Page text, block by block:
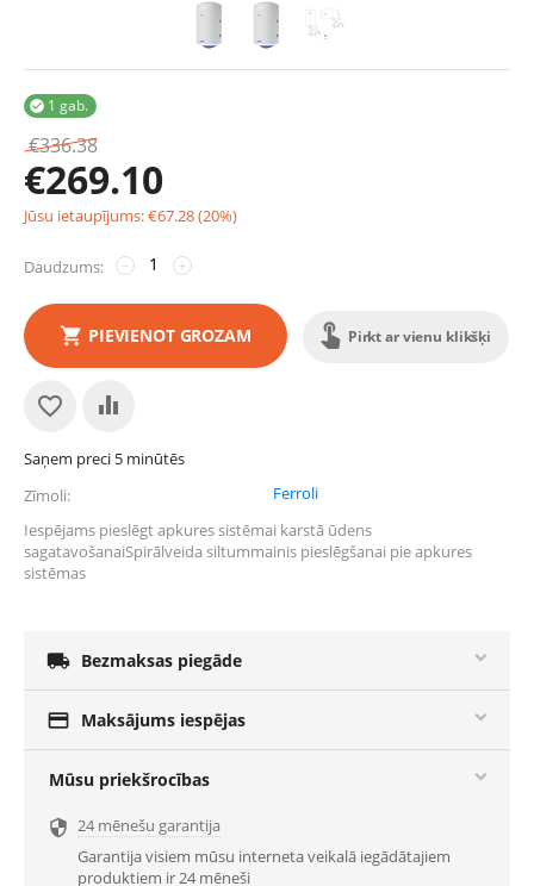
1 gab.

€336.38
€269.10
Jūsu ietaupījums:€67.28(20%)
Daudzums: +
−
PIEVIENOT GROZAM Pirkt ar vienu klikšķi
Saņem preci 5 minūtēs
Zīmoli
Ferroli
Iespējams pieslēgt apkures sistēmai karstā ūdens
sagatavošanaiSpirālveida siltummainis pieslēgšanai pie apkures
sistēmas
 Bezmaksas piegāde
 Maksājums iespējas
Mūsu priekšrocības
 24 mēnešu garantija
Garantija visiem mūsu interneta veikalā iegādātajiem
produktiem ir 24 mēneši